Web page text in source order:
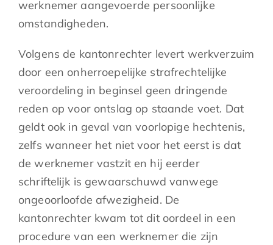
werknemer aangevoerde persoonlijke
omstandigheden.
Volgens de kantonrechter levert werkverzuim
door een onherroepelijke strafrechtelijke
veroordeling in beginsel geen dringende
reden op voor ontslag op staande voet. Dat
geldt ook in geval van voorlopige hechtenis,
zelfs wanneer het niet voor het eerst is dat
de werknemer vastzit en hij eerder
schriftelijk is gewaarschuwd vanwege
ongeoorloofde afwezigheid. De
kantonrechter kwam tot dit oordeel in een
procedure van een werknemer die zijn